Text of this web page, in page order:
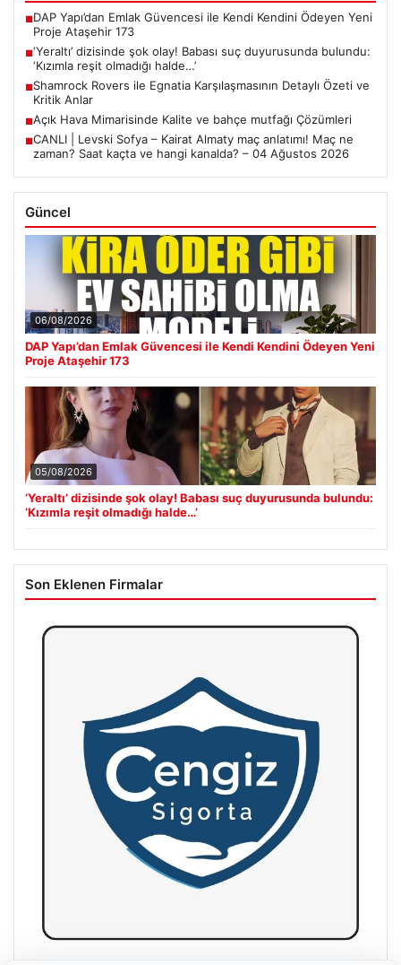
■DAP Yapı’dan Emlak Güvencesi ile Kendi Kendini Ödeyen Yeni
Proje Ataşehir 173
■‘Yeraltı’ dizisinde şok olay! Babası suç duyurusunda bulundu:
‘Kızımla reşit olmadığı halde…’
■Shamrock Rovers ile Egnatia Karşılaşmasının Detaylı Özeti ve
Kritik Anlar
■Açık Hava Mimarisinde Kalite ve bahçe mutfağı Çözümleri
■CANLI | Levski Sofya – Kairat Almaty maç anlatımı! Maç ne
zaman? Saat kaçta ve hangi kanalda? – 04 Ağustos 2026
Güncel
06/08/2026
DAP Yapı’dan Emlak Güvencesi ile Kendi Kendini Ödeyen Yeni
Proje Ataşehir 173
05/08/2026
‘Yeraltı’ dizisinde şok olay! Babası suç duyurusunda bulundu:
‘Kızımla reşit olmadığı halde…’
Son Eklenen Firmalar